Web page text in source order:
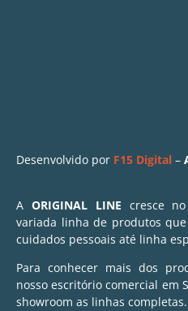
Desenvolvido por F15 Digital –
A ORIGINAL LINE cresce
variada linha de produtos
cuidados pessoais até linha
Para conhecer mais dos
nosso escritório comercial em
showroom as linhas completas.